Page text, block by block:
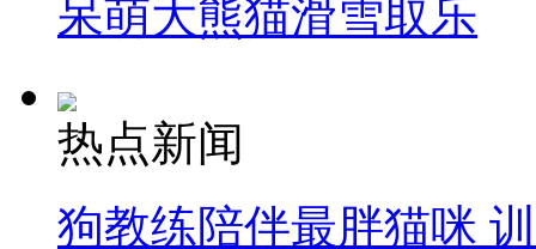
呆萌大熊猫滑雪取乐
热点新闻
狗教练陪伴最胖猫咪